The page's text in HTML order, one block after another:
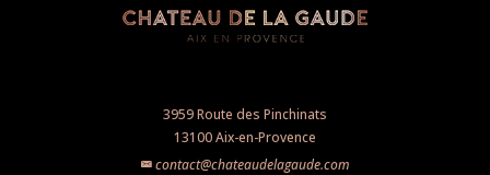
3959 Route des Pinchinats
13100 Aix-en-Provence
contact@chateaudelagaude.com